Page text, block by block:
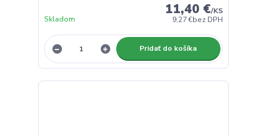
11,40 €/KS
9,27 €bez DPH
Skladom
Pridať do košíka